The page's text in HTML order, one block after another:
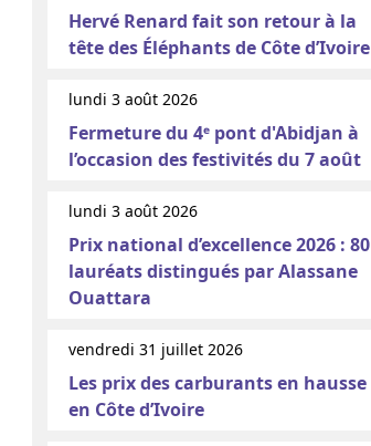
Hervé Renard fait son retour à la
tête des Éléphants de Côte d’Ivoire
lundi 3 août 2026
Fermeture du 4ᵉ pont d'Abidjan à
l’occasion des festivités du 7 août
lundi 3 août 2026
Prix national d’excellence 2026 : 80
lauréats distingués par Alassane
Ouattara
vendredi 31 juillet 2026
Les prix des carburants en hausse
en Côte d’Ivoire